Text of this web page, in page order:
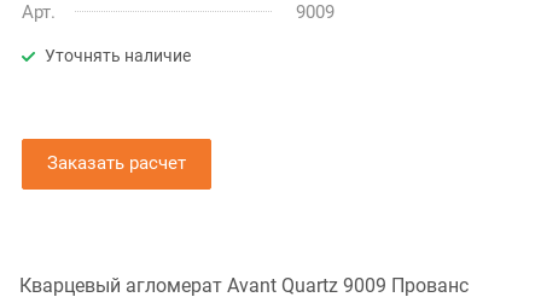
Арт.
9009
Уточнять наличие
Заказать расчет
Кварцевый агломерат Avant Quartz 9009 Прованс